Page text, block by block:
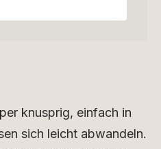
knusprig, einfach in
sich leicht abwandeln.